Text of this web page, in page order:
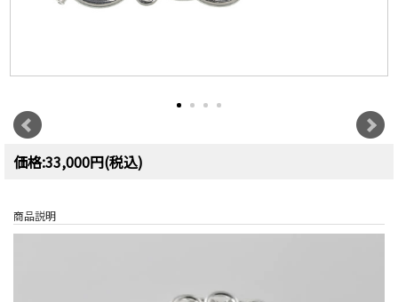
価格:33,000円(税込)
商品説明